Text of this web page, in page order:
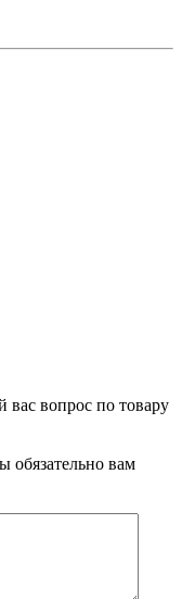
вопрос по товару
вам